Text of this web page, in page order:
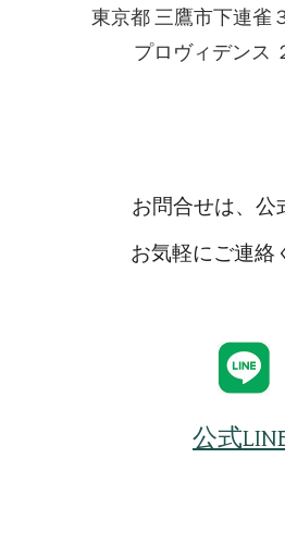
東京都 三鷹市下連雀
プロヴィデンス
お問合せは、公
お気軽にご連絡
公式